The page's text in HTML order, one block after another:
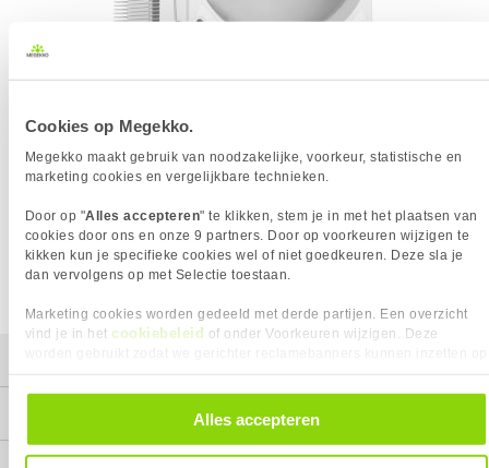
Cookies op Megekko.
Megekko maakt gebruik van noodzakelijke, voorkeur, statistische en
marketing cookies en vergelijkbare technieken.
Door op "Alles accepteren" te klikken, stem je in met het plaatsen van
cookies door ons en onze 9 partners. Door op voorkeuren wijzigen te
kikken kun je specifieke cookies wel of niet goedkeuren. Deze sla je
dan vervolgens op met Selectie toestaan.
Marketing cookies worden gedeeld met derde partijen. Een overzicht
vind je in het cookiebeleid of onder Voorkeuren wijzigen. Deze
alle cookies. Je kunt je gegeven toestemming altijd intrekken, dit doe je
door in de footer van onze website te klikken op ‘Cookievoorkeuren’
Alles accepteren
JONSBO CR-1000MAX ARGB WHITE
Het product dat je zocht is helaas niet meer beschikbaar.
mogelijk leverbaar te houden.Helaas is dit product op dit
moment bij geen van onze leveranciers leverbaar.
We helpen je graag met een ander product uit de categorie